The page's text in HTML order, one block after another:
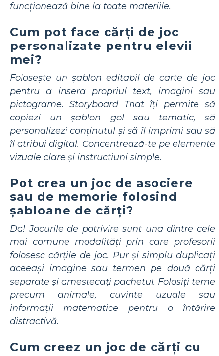
funcționează bine la toate materiile.
Cum pot face cărți de joc
personalizate pentru elevii
mei?
Folosește un șablon editabil de carte de joc
pentru a insera propriul text, imagini sau
pictograme. Storyboard That îți permite să
copiezi un șablon gol sau tematic, să
personalizezi conținutul și să îl imprimi sau să
îl atribui digital. Concentrează-te pe elemente
vizuale clare și instrucțiuni simple.
Pot crea un joc de asociere
sau de memorie folosind
șabloane de cărți?
Da! Jocurile de potrivire sunt una dintre cele
mai comune modalități prin care profesorii
folosesc cărțile de joc. Pur și simplu duplicați
aceeași imagine sau termen pe două cărți
separate și amestecați pachetul. Folosiți teme
precum animale, cuvinte uzuale sau
informații matematice pentru o întărire
distractivă.
Cum creez un joc de cărți cu